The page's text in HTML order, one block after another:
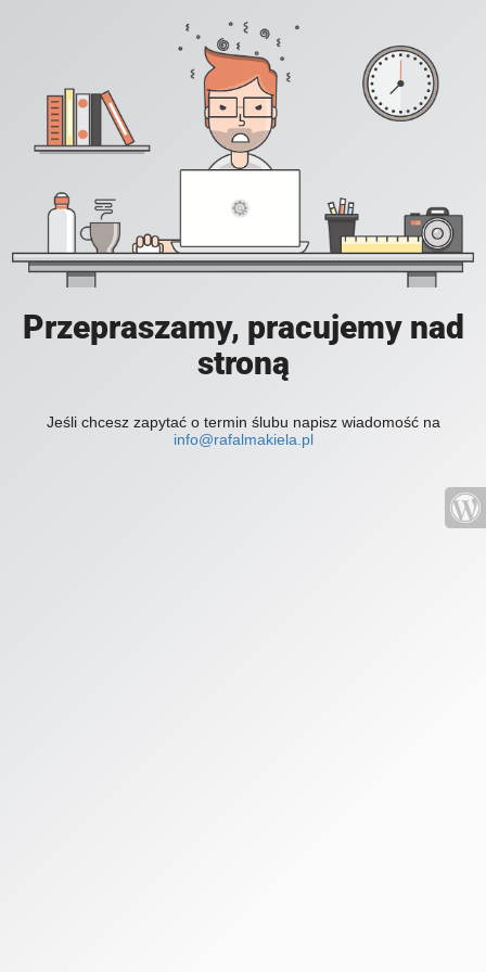
Przepraszamy, pracujemy nad
stroną
Jeśli chcesz zapytać o termin ślubu napisz wiadomość na
info@rafalmakiela.pl